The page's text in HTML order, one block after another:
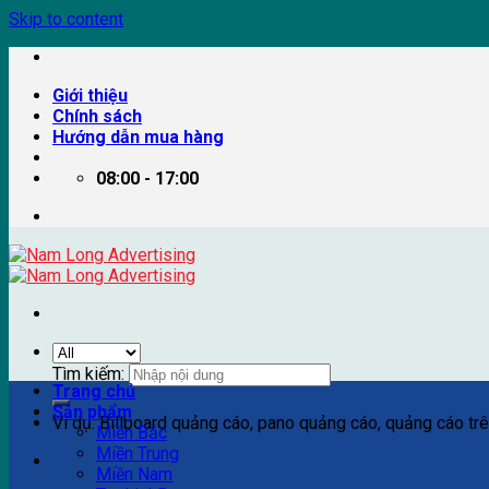
Skip to content
Giới thiệu
Chính sách
Hướng dẫn mua hàng
08:00 - 17:00
Tìm kiếm:
Ví dụ: Billboard quảng cáo, pano quảng cáo, quảng cáo
Trang chủ
Sản phẩm
Miền Bắc
Miền Trung
Miền Nam